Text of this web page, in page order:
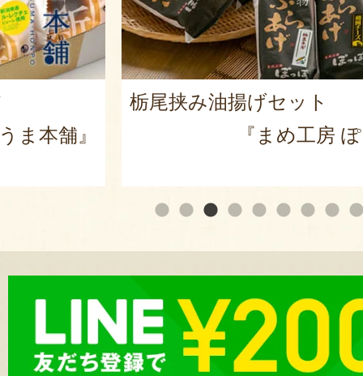
ま本舗』
栃尾挟み油揚げセット
『まめ工房